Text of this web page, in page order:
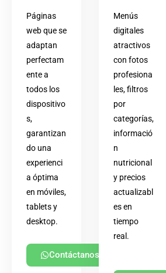
Páginas
web que se
adaptan
perfectam
ente a
todos los
dispositivo
s,
garantizan
do una
experienci
a óptima
en móviles,
tablets y
desktop.
Contáctanos
Menús
digitales
atractivos
con fotos
profesiona
les, filtros
por
categorías,
informació
n
nutricional
y precios
actualizabl
es en
tiempo
real.